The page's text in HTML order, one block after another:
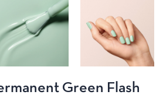
Green Flash